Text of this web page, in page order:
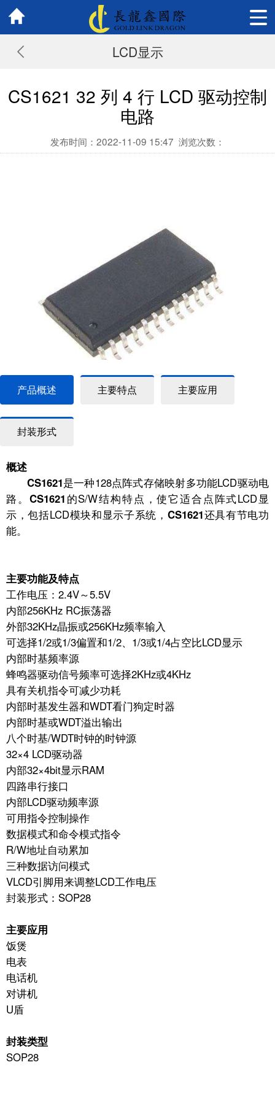
LCD显示
CS1621 32 列 4 行 LCD 驱动控制
电路
发布时间：2022-11-09 15:47 浏览次数：
产品概述 主要特点 主要应用
封装形式
概述
CS1621是一种128点阵式存储映射多功能LCD驱动电
路。 CS1621 的S/W结构特点，使它适合点阵式LCD显
示，包括LCD模块和显示子系统， CS1621还具有节电功
能。
主要功能及特点
工作电压：2.4V～5.5V
内部256KHz RC振荡器
外部32KHz晶振或256KHz频率输入
可选择1/2或1/3偏置和1/2、1/3或1/4占空比LCD显示
内部时基频率源
蜂鸣器驱动信号频率可选择2KHz或4KHz
具有关机指令可减少功耗
内部时基发生器和WDT看门狗定时器
内部时基或WDT溢出输出
八个时基/WDT时钟的时钟源
32×4 LCD驱动器
内部32×4bit显示RAM
四路串行接口
内部LCD驱动频率源
可用指令控制操作
数据模式和命令模式指令
R/W地址自动累加
三种数据访问模式
VLCD引脚用来调整LCD工作电压
封装形式：SOP28
主要应用
饭煲
电表
电话机
对讲机
U盾
封装类型
SOP28